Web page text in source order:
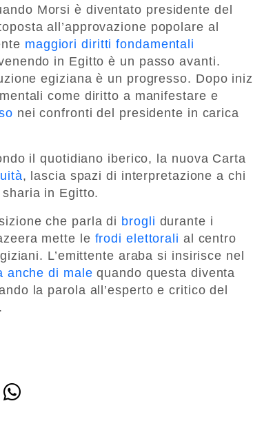
Morsi è diventato presidente del
all’approvazione popolare al
maggiori diritti fondamentali
in Egitto è un passo avanti.
egiziana è un progresso. Dopo
come diritto a manifestare e
nei confronti del presidente in carica
il quotidiano iberico, la nuova Carta
, lascia spazi di interpretazione a chi
in Egitto.
che parla di brogli durante i
mette le frodi elettorali al centro
L’emittente araba si insirisce nel
anche di male quando questa diventa
la parola all’esperto e critico del